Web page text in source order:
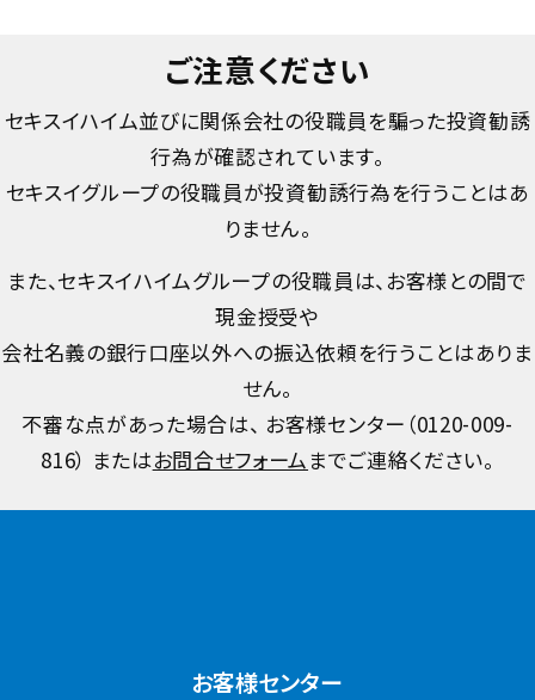
ご注意ください
セキスイハイム並びに関係会社の役職員を騙った投資勧誘
行為が確認されています。
セキスイグループの役職員が投資勧誘行為を行うことはあ
りません。
また、セキスイハイムグループの役職員は、お客様との間で
現金授受や
会社名義の銀行口座以外への振込依頼を行うことはありま
せん。
不審な点があった場合は、 お客様センター（0120-009-
816） またはお問合せフォームまでご連絡ください。
お客様センター